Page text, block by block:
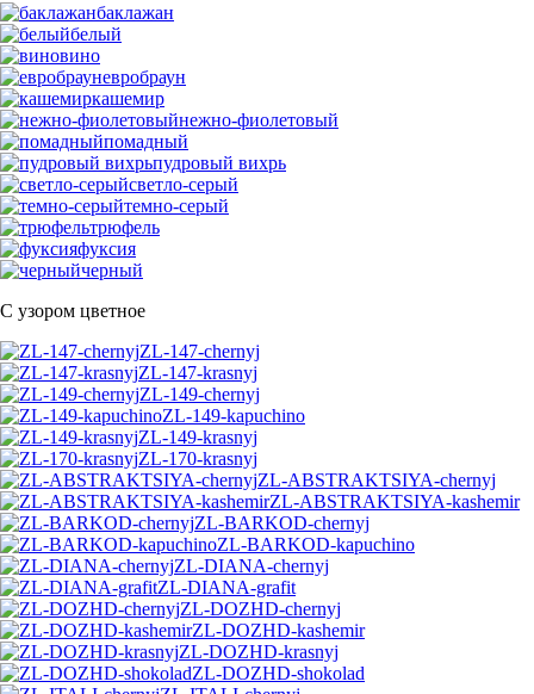
баклажан
белый
вино
евробраун
кашемир
нежно-фиолетовый
помадный
пудровый вихрь
светло-серый
темно-серый
трюфель
фуксия
черный
С узором цветное
ZL-147-chernyj
ZL-147-krasnyj
ZL-149-chernyj
ZL-149-kapuchino
ZL-149-krasnyj
ZL-170-krasnyj
ZL-ABSTRAKTSIYA-chernyj
ZL-ABSTRAKTSIYA-kashemir
ZL-BARKOD-chernyj
ZL-BARKOD-kapuchino
ZL-DIANA-chernyj
ZL-DIANA-grafit
ZL-DOZHD-chernyj
ZL-DOZHD-kashemir
ZL-DOZHD-krasnyj
ZL-DOZHD-shokolad